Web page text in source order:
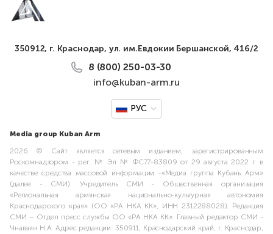
350912, г. Краснодар, ул. им.Евдокии Бершанской, 416/2
8 (800) 250-03-30
info@kuban-arm.ru
РУС
Media group Kuban Arm
2026 © Сайт является сетевым изданием, зарегистрированным
Роскомнадзором - рег. № Эл № ФС77-83809 от 29 августа 2022 г. в
качестве средства массовой информации -«Медиа группа Кубань Арм»
(далее - СМИ). Учредитель СМИ - Общественная организация
«Региональная армянская национально-культурная автономия
Краснодарского края» (ОО «РА НКА КК», ИНН 2312288028). Редакция
СМИ – Отдел пресс службы ОО «РА НКА КК». Главный редактор СМИ -
Чнаваян Н.А. Адрес редакции: 350911, Краснодарский край, г. Краснодар,